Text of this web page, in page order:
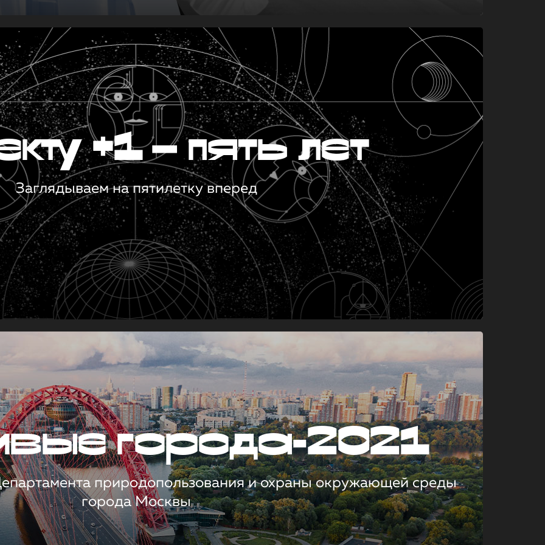
+1 — пять лет
Заглядываем на пятилетку вперед
города-2021
природопользования и охраны окружающей среды
города Москвы